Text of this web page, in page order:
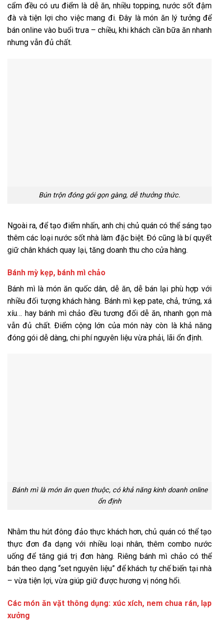
cẩm đều có ưu điểm là dễ ăn, nhiều topping, nước sốt đậm
đà và tiện lợi cho việc mang đi. Đây là món ăn lý tưởng để
bán online vào buổi trưa – chiều, khi khách cần bữa ăn nhanh
nhưng vẫn đủ chất.
Bún trộn đóng gói gọn gàng, dễ thưởng thức.
Ngoài ra, để tạo điểm nhấn, anh chị chủ quán có thể sáng tạo
thêm các loại nước sốt nhà làm đặc biệt. Đó cũng là bí quyết
giữ chân khách quay lại, tăng doanh thu cho cửa hàng.
Bánh mỳ kẹp, bánh mì chảo
Bánh mì là món ăn quốc dân, dễ ăn, dễ bán lại phù hợp với
nhiều đối tượng khách hàng. Bánh mì kẹp pate, chả, trứng, xá
xíu… hay bánh mì chảo đều tương đối dễ ăn, nhanh gọn mà
vẫn đủ chất. Điểm cộng lớn của món này còn là khả năng
đóng gói dễ dàng, chi phí nguyên liệu vừa phải, lãi ổn định.
Bánh mì là món ăn quen thuộc, có khả năng kinh doanh online
ổn định
Nhằm thu hút đông đảo thực khách hơn, chủ quán có thể tạo
thực đơn đa dạng với nhiều loại nhân, thêm combo nước
uống để tăng giá trị đơn hàng. Riêng bánh mì chảo có thể
bán theo dạng “set nguyên liệu” để khách tự chế biến tại nhà
– vừa tiện lợi, vừa giúp giữ được hương vị nóng hổi.
Các món ăn vặt thông dụng: xúc xích, nem chua rán, lạp
xưởng